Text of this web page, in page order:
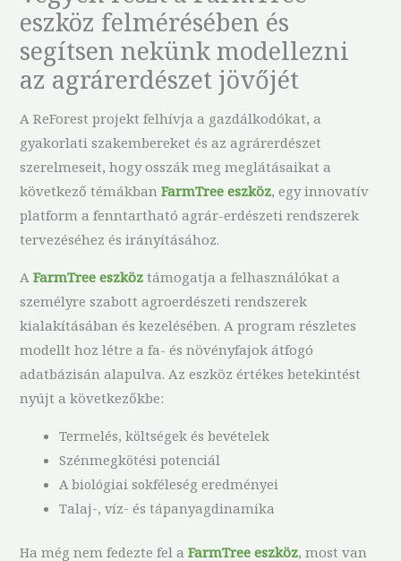
eszköz felmérésében és
segítsen nekünk modellezni
az agrárerdészet jövőjét
A ReForest projekt felhívja a gazdálkodókat, a
gyakorlati szakembereket és az agrárerdészet
szerelmeseit, hogy osszák meg meglátásaikat a
következő témákbanFarmTree eszköz, egy innovatív
platform a fenntartható agrár-erdészeti rendszerek
tervezéséhez és irányításához.
AFarmTree eszköz támogatja a felhasználókat a
személyre szabott agroerdészeti rendszerek
kialakításában és kezelésében. A program részletes
modellt hoz létre a fa- és növényfajok átfogó
adatbázisán alapulva. Az eszköz értékes betekintést
nyújt a következőkbe:
Termelés, költségek és bevételek
Szénmegkötési potenciál
A biológiai sokféleség eredményei
Talaj-, víz- és tápanyagdinamika
Ha még nem fedezte fel aFarmTree eszköz, most van